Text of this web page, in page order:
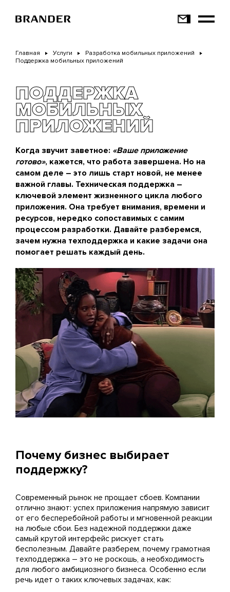
основному
Главная Услуги
Разработка мобильных приложений
Поддержка мобильных приложений
ПОДДЕРЖКА
МОБИЛЬНЫХ
ПРИЛОЖЕНИЙ
Когда звучит заветное: «Ваше приложение
готово», кажется, что работа завершена. Но на
самом деле – это лишь старт новой, не менее
важной главы. Техническая поддержка –
ключевой элемент жизненного цикла любого
приложения. Она требует внимания, времени и
ресурсов, нередко сопоставимых с самим
процессом разработки. Давайте разберемся,
зачем нужна техподдержка и какие задачи она
помогает решать каждый день.
Почему бизнес выбирает
поддержку?
Современный рынок не прощает сбоев. Компании
отлично знают: успех приложения напрямую зависит
от его бесперебойной работы и мгновенной реакции
на любые сбои. Без надежной поддержки даже
самый крутой интерфейс рискует стать
бесполезным. Давайте разберем, почему грамотная
техподдержка – это не роскошь, а необходимость
для любого амбициозного бизнеса. Особенно если
речь идет о таких ключевых задачах, как: